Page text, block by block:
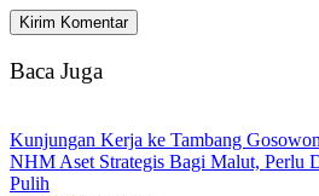
Baca Juga
Kunjungan Kerja ke Tambang
NHM Aset Strategis Bagi Malut, Perlu
Pulih